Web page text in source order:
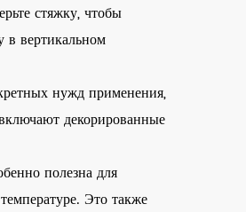
стяжку, чтобы
в вертикальном
нужд применения,
декорированные
полезна для
Это также